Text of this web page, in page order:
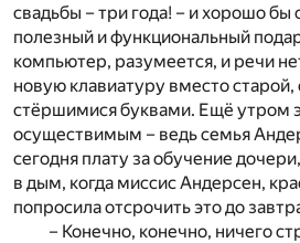
свадьбы – три года! – и хорошо бы
полезный и функциональный
компьютер, разумеется, и речи
новую клавиатуру вместо старой,
стёршимися буквами. Ещё утром
осуществимым – ведь семья
сегодня плату за обучение
в дым, когда миссис Андерсен,
попросила отсрочить это до
– Конечно, конечно, ничего